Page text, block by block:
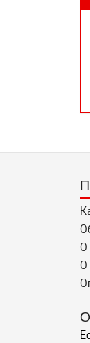
О
О